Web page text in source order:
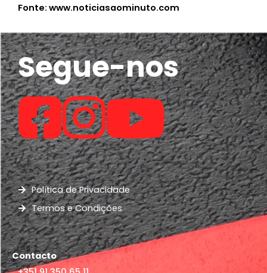
Fonte: www.noticiasaominuto.com
Segue-nos
Política de Privacidade
Termos e Condições
Contacto